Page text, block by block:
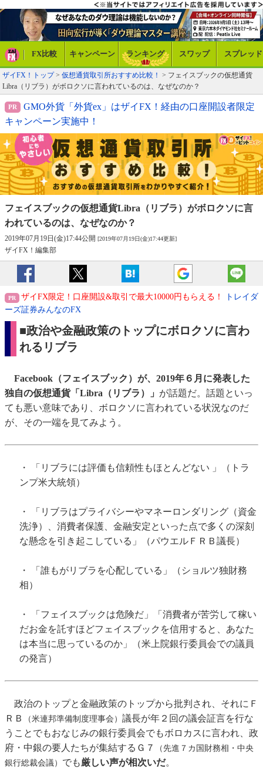
FX比較 キャンペーン ランキング スワップ スプレッド
ザイFX！トップ> 仮想通貨取引所おすすめ比較！ > フェイスブックの仮想通貨
Libra（リブラ）がボロクソに言われているのは、なぜなのか？
GMO外貨「外貨ex」はザイFX！経由の口座開設者限定
キャンペーン実施中！
フェイスブックの仮想通貨Libra（リブラ）がボロクソに言
われているのは、なぜなのか？
2019年07月19日(金)17:44公開 [2019年07月19日(金)17:44更新]
ザイFX！編集部
ザイFX限定！口座開設&取引で最大10000円もらえる！
トレイダ
ーズ証券みんなのFX
■政治や金融政策のトップにボロクソに言わ
れるリブラ
Facebook（フェイスブック）が、2019年６月に発表した
独自の仮想通貨「Libra（リブラ）」 が話題だ。話題といっ
ても悪い意味であり、ボロクソに言われている状況なのだ
が、その一端を見てみよう。
・ 「リブラには評価も信頼性もほとんどない 」（トラ
ンプ米大統領）
・ 「リブラはプライバシーやマネーロンダリング（資金
洗浄）、消費者保護、金融安定といった点で多くの深刻
な懸念を引き起こしている」（パウエルＦＲＢ議長）
・ 「誰もがリブラを心配している」（ショルツ独財務
相）
・ 「フェイスブックは危険だ」「消費者が苦労して稼い
だお金を託すほどフェイスブックを信用すると、あなた
は本当に思っているのか」（米上院銀行委員会での議員
の発言）
政治のトップと金融政策のトップから批判され、それにＦ
ＲＢ
（米連邦準備制度理事会） 議長が年２回の議会証言を行な
うことでもおなじみの銀行委員会でもボロカスに言われ、政
府・中銀の要人たちが集結するＧ７
（先進７カ国財務相・中央
銀行総裁会議） でも厳しい声が相次いだ。